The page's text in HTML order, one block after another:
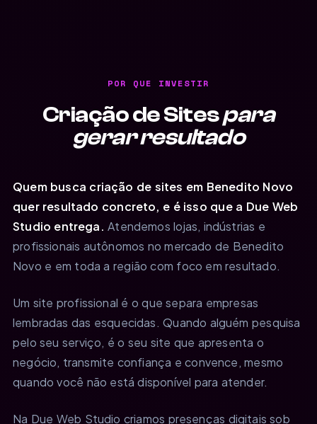
POR QUE INVESTIR
Criação de Sitespara
gerar resultado
Quem busca criação de sites em Benedito Novo
quer resultado concreto, e é isso que a Due Web
Studio entrega. Atendemos lojas, indústrias e
profissionais autônomos no mercado de Benedito
Novo e em toda a região com foco em resultado.
Um site profissional é o que separa empresas
lembradas das esquecidas. Quando alguém pesquisa
pelo seu serviço, é o seu site que apresenta o
negócio, transmite confiança e convence, mesmo
quando você não está disponível para atender.
Na Due Web Studio criamos presenças digitais sob